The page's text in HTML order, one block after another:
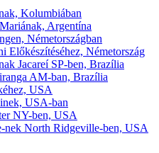
Kolumbiában
Argentína
Németországban
Előkészítéséhez, Németország
Jacareí SP-ben, Brazília
AM-ban, Brazília
USA
USA-ban
NY-ben, USA
nek North Ridgeville-ben, USA